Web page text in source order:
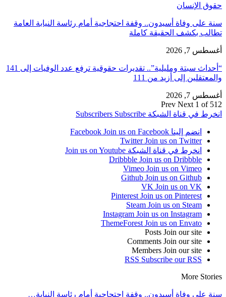
الإنسان
على وفاة أسيدون.. وقفة احتجاجية أمام رئاسة النيابة العامة
بكشف الحقيقة كاملة
7, 2026
“أحداث سبتة ومليلية”.. تقديرات حقوقية ترفع عدد الوفيات إلى 141
إلى أزيد من 111
7, 2026
PrevNext 1 of
في قناة الشبكة
Subscribers Subscribe
انضم إلينا Facebook
Join us on Facebook
Twitter Join us on Twitter
انخرط في قناة الشبكة Join us on Youtube
Dribbble Join us on Dribbble
Vimeo Join us on Vimeo
Github Join us on Github
VK Join us on VK
Pinterest Join us on Pinterest
Steam Join us on Steam
Instagram Join us on Instagram
ThemeForest Join us on Envato
Posts Join our site
Comments Join our site
Members Join our site
RSS Subscribe our RSS
More
على وفاة أسيدون.. وقفة احتجاجية أمام رئاسة النيابة…